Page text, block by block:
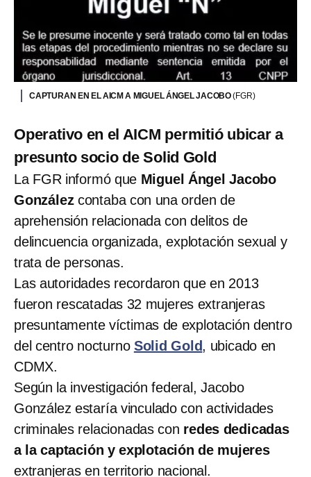
CAPTURAN EN EL AICM A MIGUEL ÁNGEL JACOBO(FGR)
Operativo en el AICM permitió ubicar a
presunto socio de Solid Gold
La FGR informó que Miguel Ángel Jacobo
Gonzálezcontaba con una orden de
aprehensión relacionada con delitos de
delincuencia organizada, explotación sexual y
trata de personas.
Las autoridades recordaron que en 2013
fueron rescatadas 32 mujeres extranjeras
presuntamente víctimas de explotación dentro
del centro nocturno Solid Gold, ubicado en
CDMX.
Según la investigación federal, Jacobo
González estaría vinculado con actividades
criminales relacionadas con redes dedicadas
a la captación y explotación de mujeres
extranjeras en territorio nacional.